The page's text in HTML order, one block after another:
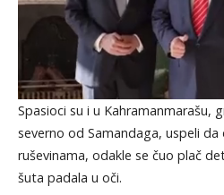
Spasioci su i u Kahramanmarašu,
severno od Samandaga, uspeli
ruševinama, odakle se čuo plač
šuta padala u oči.